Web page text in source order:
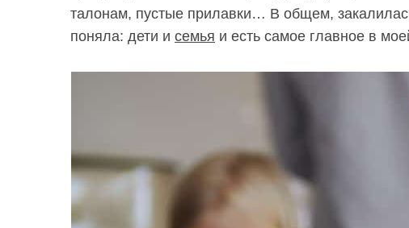
талонам, пустые прилавки… В общем,
поняла: дети и семья и есть самое главное в